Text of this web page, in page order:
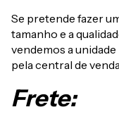
Se pretende fazer
tamanho e a
vendemos a
pela central de
Frete: